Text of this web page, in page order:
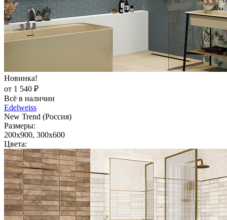
Новинка!
от 1 540 ₽
Всё в наличии
Edelweiss
New Trend (Россия)
Размеры:
200x900, 300x600
Цвета: